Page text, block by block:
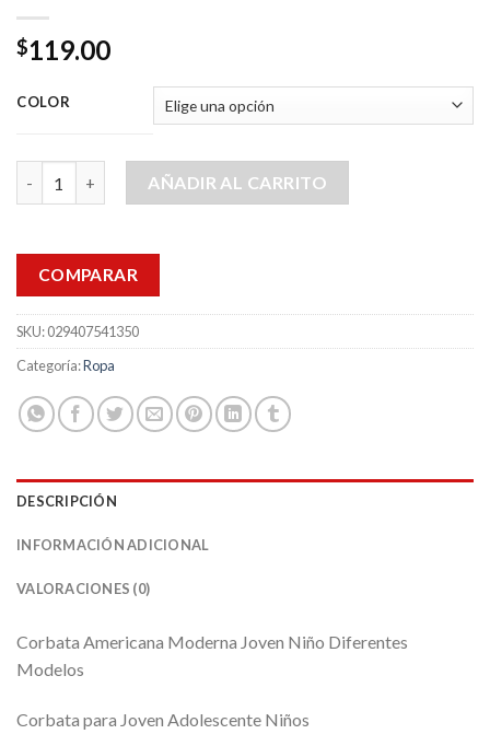
$119.00
COLOR
Corbata Americana Moderna Joven Niño Diferentes Modelos
AÑADIR AL CARRITO
COMPARAR
SKU:029407541350
Categoría:Ropa
DESCRIPCIÓN
INFORMACIÓN ADICIONAL
VALORACIONES (0)
Corbata Americana Moderna Joven Niño Diferentes
Modelos
Corbata para Joven Adolescente Niños